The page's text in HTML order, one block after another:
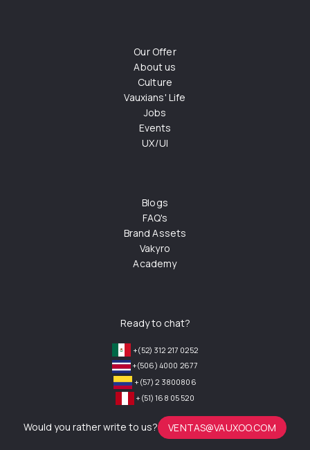
Our Offer
About us
Culture
Vauxians' Life
Jobs
Events
UX/UI
Blogs
FAQ's
Brand Assets
Vakyro
Academy
Ready to chat?
+(52) 312 217 0252
+(506) 4000 2677
+(57) 2 3800806
+(51) 168 05 520
Would you rather write to us? VENTAS@VAUXOO.COM